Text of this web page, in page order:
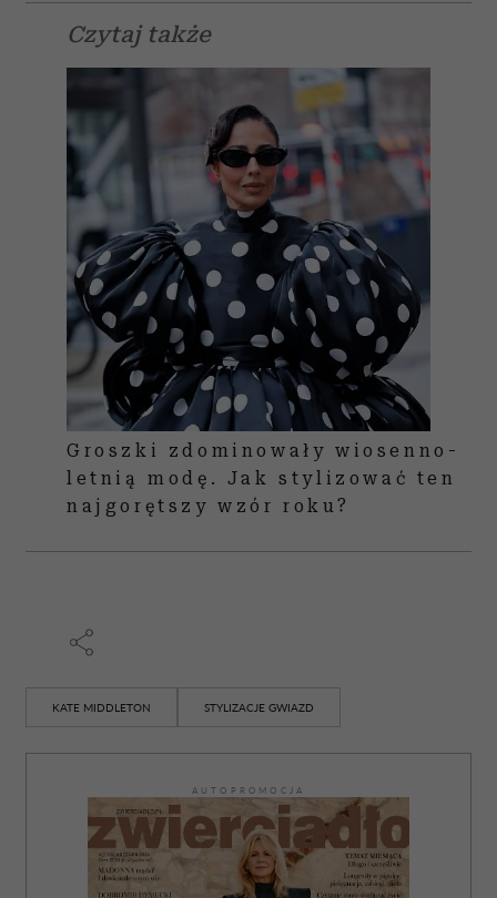
Czytaj także
Groszki zdominowały wiosenno-
letnią modę. Jak stylizować ten
najgorętszy wzór roku?
KATE MIDDLETON STYLIZACJE GWIAZD
AUTOPROMOCJA